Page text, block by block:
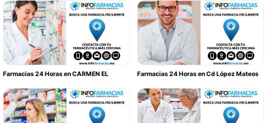
Farmacias 24 Horas en CARMEN EL Farmacias 24 Horas en Cd López Mateos